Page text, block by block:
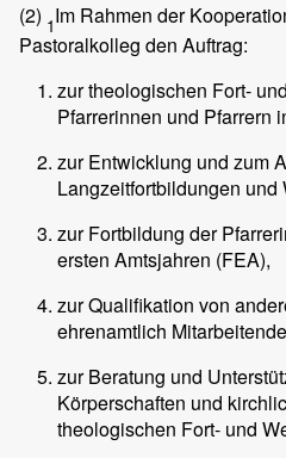
(2) 1Im Rahmen der
Pastoralkolleg den Auftrag:
zur theologischen Fort-
Pfarrerinnen und Pfarrern
zur Entwicklung und zum
Langzeitfortbildungen und
zur Fortbildung der
ersten Amtsjahren (FEA),
zur Qualifikation von
ehrenamtlich
zur Beratung und
Körperschaften und
theologischen Fort- und